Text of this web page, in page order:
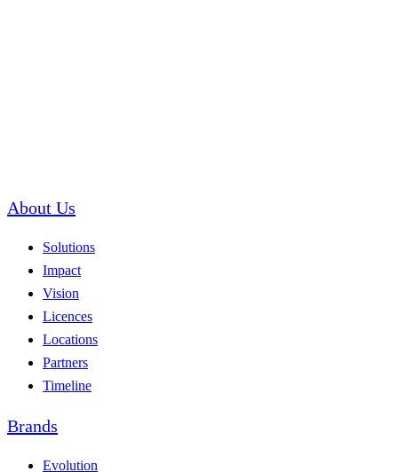
About Us
Solutions
Impact
Vision
Licences
Locations
Partners
Timeline
Brands
Evolution